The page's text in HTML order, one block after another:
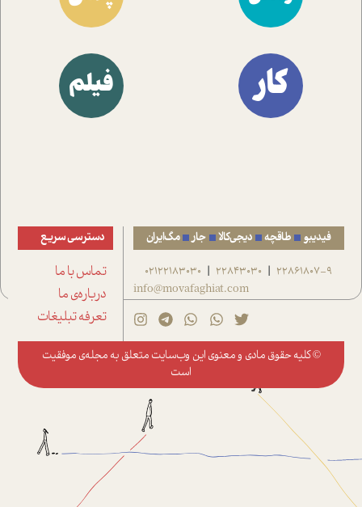
کار فیلم
فیدیبو طاقچه دیجی‌کالا جار مگ‌ایران
22861807-9
|
22843030
|
02122183030
info@movafaghiat.com
دسترسی سریع
تماس با ما
درباره‌ی ما
تعرفه تبلیغات
© کلیه حقوق مادی و معنوی این وب‌سایت متعلق به مجله‌ی موفقیت
است